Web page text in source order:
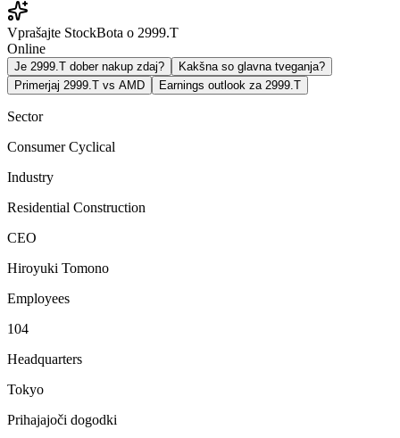
Vprašajte StockBota o 2999.T
Online
Je 2999.T dober nakup zdaj?
Kakšna so glavna tveganja?
Primerjaj 2999.T vs AMD
Earnings outlook za 2999.T
Sector
Consumer Cyclical
Industry
Residential Construction
CEO
Hiroyuki Tomono
Employees
104
Headquarters
Tokyo
Prihajajoči dogodki